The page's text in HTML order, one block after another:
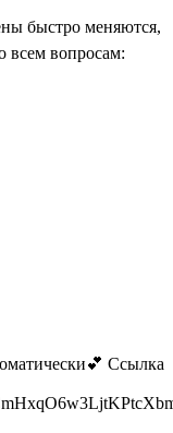
быстро меняются,
всем вопросам:
Ссылка